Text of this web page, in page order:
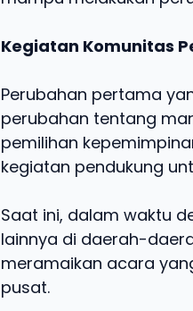
Kegiatan Komunitas
Perubahan pertama
perubahan tentang
pemilihan
kegiatan pendukung
Saat ini, dalam waktu
lainnya di daerah-
meramaikan acara
pusat.